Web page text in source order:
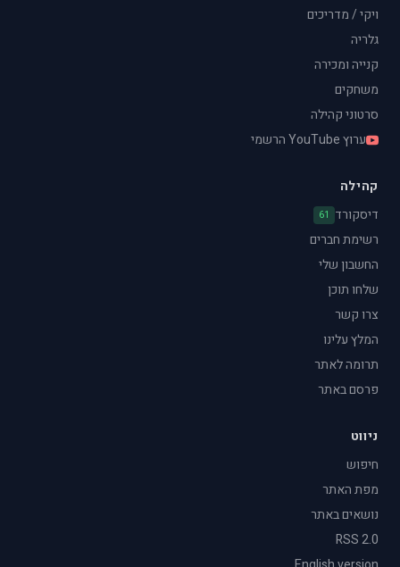
ויקי / מדריכים
גלריה
קנייה ומכירה
משחקים
סרטוני קהילה
ערוץ YouTube הרשמי
קהילה
דיסקורד
61
רשימת חברים
החשבון שלי
שלחו תוכן
צרו קשר
המלץ עלינו
תרומה לאתר
פרסם באתר
ניווט
חיפוש
מפת האתר
נושאים באתר
RSS 2.0